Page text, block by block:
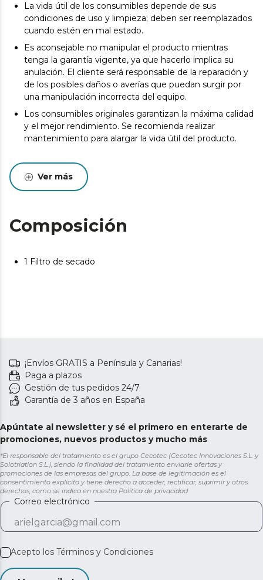
La vida útil de los consumibles depende de sus
condiciones de uso y limpieza; deben ser reemplazados
cuando estén en mal estado.
Es aconsejable no manipular el producto mientras
tenga la garantía vigente, ya que hacerlo implica su
anulación. El cliente será responsable de la reparación y
de los posibles daños o averías que puedan surgir por
una manipulación incorrecta del equipo.
Los consumibles originales garantizan la máxima calidad
y el mejor rendimiento. Se recomienda realizar
mantenimiento para alargar la vida útil del producto.
Ver más
Composición
1 Filtro de secado
¡Envíos GRATIS a Península y Canarias!
Paga a plazos
Gestión de tus pedidos 24/7
Garantía de 3 años en España
Apúntate al newsletter y sé el primero en enterarte de
promociones, nuevos productos y mucho más
*El responsable del tratamiento es el grupo Cecotec (Cecotec Innovaciones S.L. y
Solotriatlon S.L.), siendo la finalidad del tratamiento enviarle ofertas y
promociones de las empresas del grupo. La base de legitimación es el
consentimiento explícito y tiene derecho a acceder, rectificar, suprimir y otros
derechos, como se indica en nuestra Política de privacidad
Correo electrónico
Acepto los Términos y Condiciones